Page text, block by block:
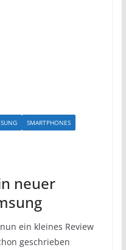
SMARTPHONES
neuer
ein kleines Review
geschrieben